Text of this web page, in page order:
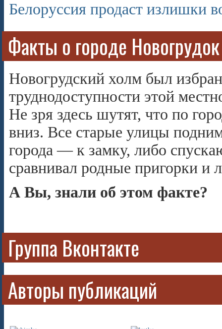
Белоруссия продаст излишки
Факты о городе Новогрудок
Новогрудский холм был
труднодоступности этой
Не зря здесь шутят, что по
вниз. Все старые улицы
города — к замку, либо
сравнивал родные пригорки и
А Вы, знали об этом факте?
Группа Вконтакте
Авторы публикаций